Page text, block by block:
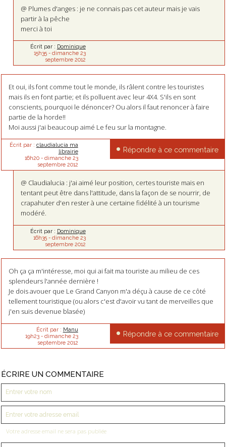
@ Plumes d'anges : je ne connais pas cet auteur mais je vais
partir à la pêche
merci à toi
Écrit par : Dominique
15h35- dimanche 23
septembre 2012
Et oui, ils font comme tout le monde, ils râlent contre les touristes
mais ils en font partie; et ils polluent avec leur 4X4. S'ils en sont
conscients, pourquoi le dénoncer? Ou alors il faut renoncer à faire
partie de la horde!!
Moi aussi j'ai beaucoup aimé Le feu sur la montagne.
Écrit par : claudialucia ma
librairie
16h20- dimanche 23
septembre 2012
Répondre à ce commentaire
@ Claudialucia : j'ai aimé leur position, certes touriste mais en
tentant peut être dans l'attitude, dans la façon de se nourrir, de
crapahuter d'en rester à une certaine fidélité à un tourisme
modéré.
Écrit par : Dominique
16h35- dimanche 23
septembre 2012
Oh ça ça m'intéresse, moi qui ai fait ma touriste au milieu de ces
splendeurs l'année dernière !
Je dois avouer que Le Grand Canyon m'a déçu à cause de ce côté
tellement touristique (ou alors c'est d'avoir vu tant de merveilles que
j'en suis devenue blasée)
Écrit par : Manu
19h23- dimanche 23
septembre 2012
Répondre à ce commentaire
ÉCRIRE UN COMMENTAIRE
Votre adresse email ne sera pas publiée